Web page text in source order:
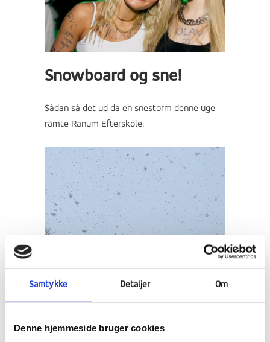
Samtykke Detaljer Om
Denne hjemmeside bruger cookies
Snowboard og sne!
Sådan så det ud da en snestorm denne uge
ramte Ranum Efterskole.